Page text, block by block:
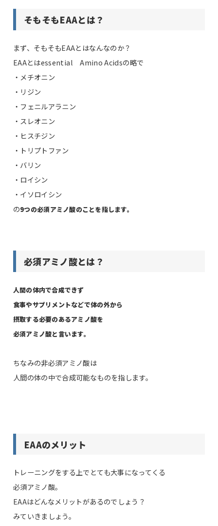
そもそもEAAとは？
まず、そもそもEAAとはなんなのか？
EAAとはessential Amino Acidsの略で
・メチオニン
・リジン
・フェニルアラニン
・スレオニン
・ヒスチジン
・トリプトファン
・バリン
・ロイシン
・イソロイシン
の9つの必須アミノ酸のことを指します。
必須アミノ酸とは？
人間の体内で合成できず
食事やサプリメントなどで体の外から
摂取する必要のあるアミノ酸を
必須アミノ酸と言います。
ちなみの非必須アミノ酸は
人間の体の中で合成可能なものを指します。
EAAのメリット
トレーニングをする上でとても大事になってくる
必須アミノ酸。
EAAはどんなメリットがあるのでしょう？
みていきましょう。